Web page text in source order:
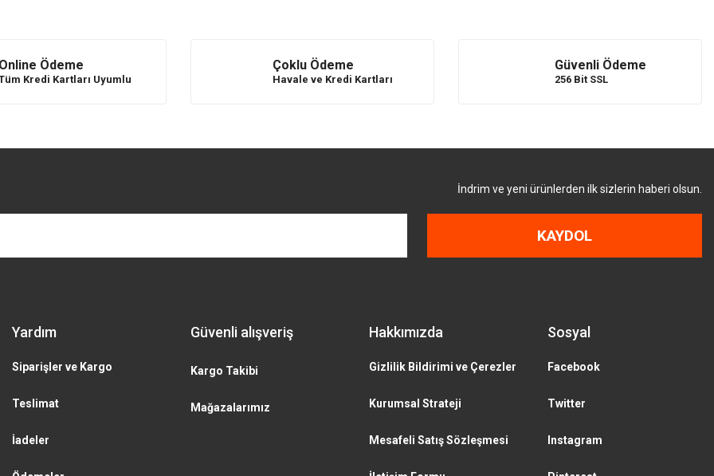
Online Ödeme
Kredi Kartları Uyumlu
Çoklu Ödeme
Havale ve Kredi Kartları
Güvenli Ödeme
256 Bit SSL
İndrim ve yeni ürünlerden ilk sizlerin haberi olsun.
KAYDOL
Yardım
Siparişler ve Kargo
Teslimat
İadeler
Güvenli alışveriş
Kargo Takibi
Mağazalarımız
Hakkımızda
Gizlilik Bildirimi ve Çerezler
Kurumsal Strateji
Mesafeli Satış Sözleşmesi
Sosyal
Facebook
Twitter
Instagram